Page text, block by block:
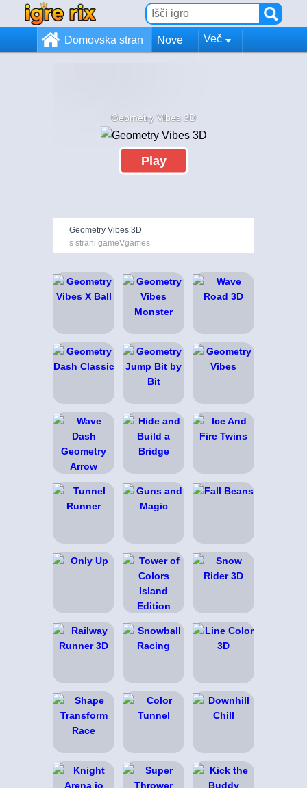
Domovska stran Nove Več
Geometry Vibes 3D
Play
Geometry Vibes 3D
s strani gameVgames